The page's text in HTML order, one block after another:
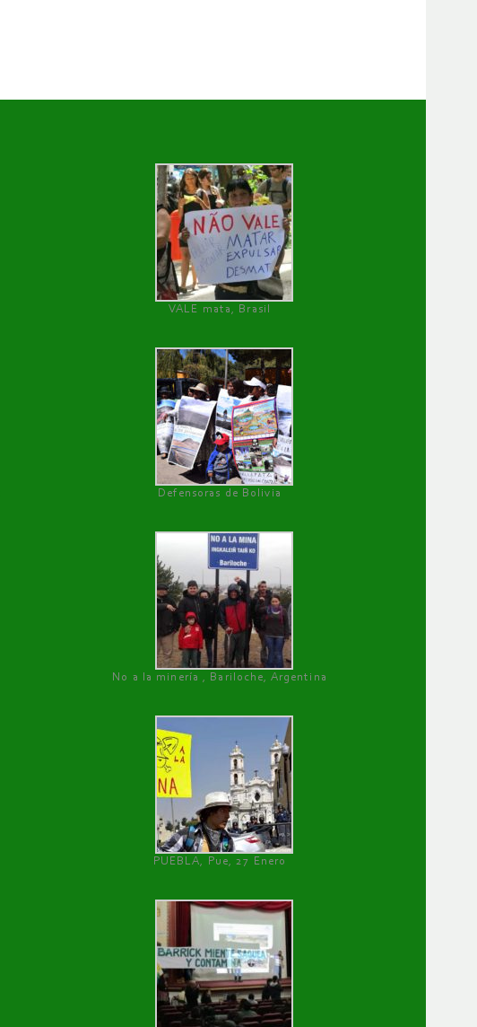
VALE mata, Brasil
Defensoras de Bolivia
No a la minería , Bariloche, Argentina
PUEBLA, Pue, 27 Enero